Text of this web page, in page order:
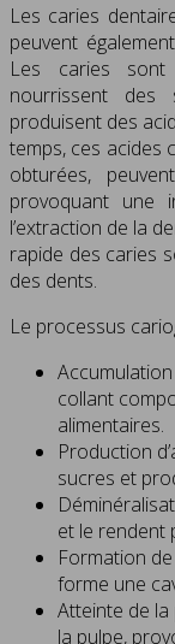
Les caries
peuvent
Les caries
nourrissent
produisent des
temps, ces acides
obturées,
provoquant une
l’extraction de la
rapide des caries
des dents.
Le processus
collant
alimentaires.
Production
sucres et
et le rendent
Formation
forme une
Atteinte de la
la pulpe,